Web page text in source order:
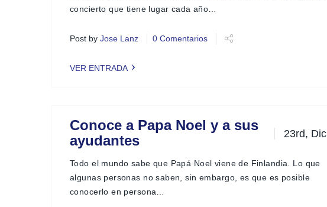
concierto que tiene lugar cada año…
Post by Jose Lanz 0 Comentarios
VER ENTRADA
Conoce a Papa Noel y a sus
ayudantes
23rd, Dic
Todo el mundo sabe que Papá Noel viene de Finlandia. Lo que
algunas personas no saben, sin embargo, es que es posible
conocerlo en persona…